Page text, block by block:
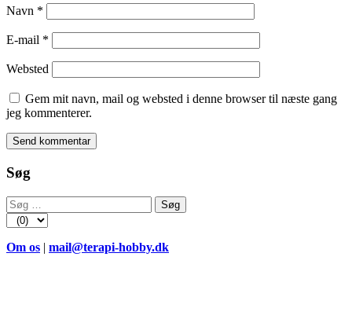
Navn *
E-mail *
Websted
Gem mit navn, mail og websted i denne browser til næste gang
jeg kommenterer.
Søg
Søg
efter:
Om os | mail@terapi-hobby.dk